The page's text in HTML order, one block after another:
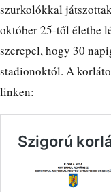
szurkolókkal
október 25-től életbe
szerepel, hogy 30
stadionoktól. A
linken: